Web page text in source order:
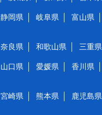
静岡県 岐阜県
富山県
奈良県 和歌山県 三重県
山口県 愛媛県
香川県
宮崎県 熊本県
鹿児島県